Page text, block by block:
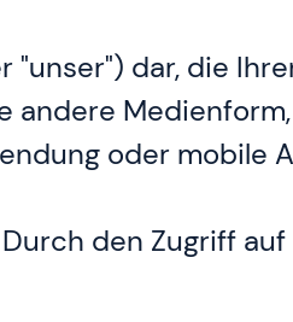
"unser") dar, die
oder mobile
den Zugriff